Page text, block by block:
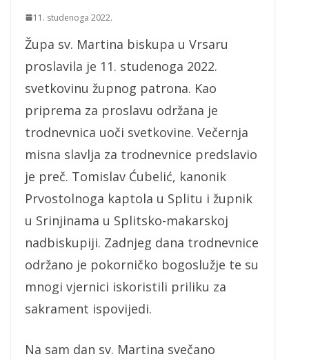
11. studenoga 2022.
Župa sv. Martina biskupa u Vrsaru
proslavila je 11. studenoga 2022.
svetkovinu župnog patrona. Kao
priprema za proslavu održana je
trodnevnica uoči svetkovine. Večernja
misna slavlja za trodnevnice predslavio
je preč. Tomislav Ćubelić, kanonik
Prvostolnoga kaptola u Splitu i župnik
u Srinjinama u Splitsko-makarskoj
nadbiskupiji. Zadnjeg dana trodnevnice
održano je pokorničko bogoslužje te su
mnogi vjernici iskoristili priliku za
sakrament ispovijedi.
Na sam dan sv. Martina svečano